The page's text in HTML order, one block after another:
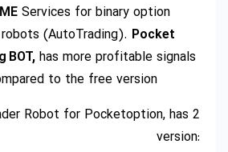
Services for binary option
(AutoTrading). Pocket
BOT, has more profitable signals
to the free version.
Robot for Pocketoption, has 2
version: